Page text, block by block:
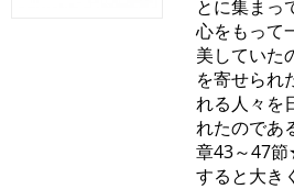
とに集まっ
心をもって
美していた
を寄せられ
れる人々を
れたので
章43～47
すると大き